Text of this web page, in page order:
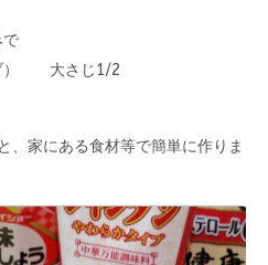
ブ） 大さじ1/2
、家にある食材等で簡単に作りま